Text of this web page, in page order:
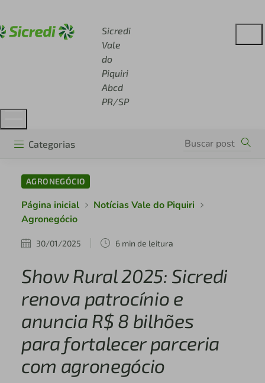
Sicredi
Vale
do
Piquiri
Abcd
PR/SP
Categorias
AGRONEGÓCIO
Página inicial
Notícias Vale do Piquiri
Agronegócio
30/01/2025 6 min de leitura
Show Rural 2025: Sicredi
renova patrocínio e
anuncia R$ 8 bilhões
para fortalecer parceria
com agronegócio